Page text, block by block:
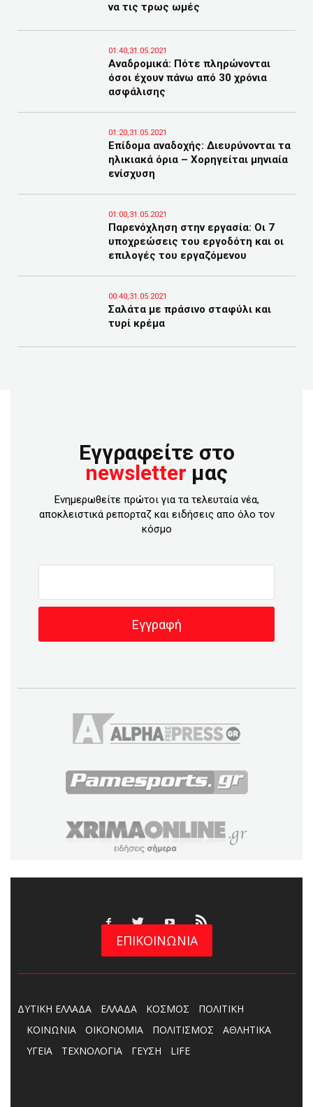
να τις τρως ωμές
01:40,31.05.2021
Αναδρομικά: Πότε πληρώνονται
όσοι έχουν πάνω από 30 χρόνια
ασφάλισης
01:20,31.05.2021
Eπίδομα αναδοχής: Διευρύνονται τα
ηλικιακά όρια – Χορηγείται μηνιαία
ενίσχυση
01:00,31.05.2021
Παρενόχληση στην εργασία: Οι 7
υποχρεώσεις του εργοδότη και οι
επιλογές του εργαζόμενου
00:40,31.05.2021
Σαλάτα με πράσινο σταφύλι και
τυρί κρέμα
Εγγραφείτε στο
newsletter μας
Ενημερωθείτε πρώτοι για τα τελευταία νέα,
αποκλειστικά ρεπορταζ και ειδήσεις απο όλο τον
κόσμο
ΕΠΙΚΟΙΝΩΝΙΑ
ΔΥΤΙΚΗ ΕΛΛΑΔΑ ΕΛΛΑΔΑ ΚΟΣΜΟΣ
ΠΟΛΙΤΙΚΗ
ΚΟΙΝΩΝΙΑ
ΟΙΚΟΝΟΜΙΑ ΠΟΛΙΤΙΣΜΟΣ
ΑΘΛΗΤΙΚΑ
ΥΓΕΙΑ
ΤΕΧΝΟΛΟΓΙΑ ΓΕΥΣΗ LIFE